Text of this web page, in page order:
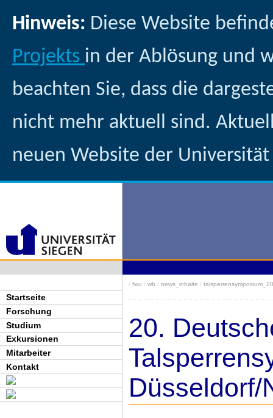
Hinweis: Diese Website
Projekts in der Ablösung und
beachten Sie, dass die
nicht mehr aktuell sind.
neuen Website der
Startseite
Forschung
Studium
Exkursionen
Mitarbeiter
Kontakt
/ fwu / wb / news_inhalte /
20.
Düsseldorf/